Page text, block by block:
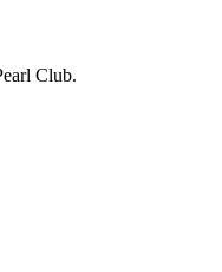
Club.